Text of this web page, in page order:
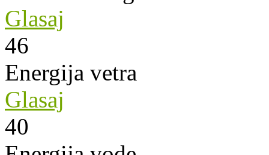
Glasaj
46
Energija vetra
Glasaj
40